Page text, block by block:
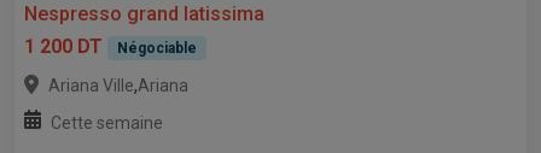
Nespresso grand latissima
1 200 DT
Négociable
Ariana Ville,Ariana
Cette semaine